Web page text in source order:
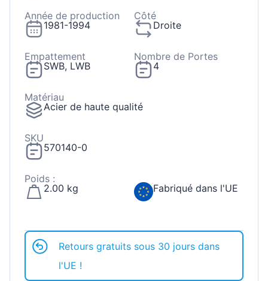
Année de production
1981-1994
Côté
Droite
Empattement
SWB, LWB
Nombre de Portes
4
Matériau
Acier de haute qualité
SKU
570140-0
Poids :
2.00 kg
Fabriqué dans l'UE
Retours gratuits sous 30 jours dans
l'UE !